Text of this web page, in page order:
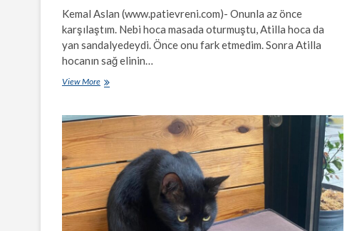
Kemal Aslan (www.patievreni.com)- Onunla az önce
karşılaştım. Nebi hoca masada oturmuştu, Atilla hoca da
yan sandalyedeydi. Önce onu fark etmedim. Sonra Atilla
hocanın sağ elinin…
View MoreCan
Mazhar
Olun